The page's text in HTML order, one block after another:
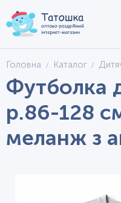
Головна Каталог
Футболка
р.86-128
меланж з